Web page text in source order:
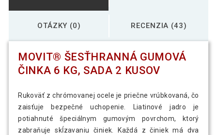
OTÁZKY (0) RECENZIA (43)
MOVIT® ŠESŤHRANNÁ GUMOVÁ
ČINKA 6 KG, SADA 2 KUSOV
Rukoväť z chrómovanej ocele je priečne vrúbkovaná, čo
zaisťuje bezpečné uchopenie. Liatinové jadro je
potiahnuté špeciálnym gumovým povrchom, ktorý
zabraňuje skĺzavaniu činiek. Každá z činiek má dva